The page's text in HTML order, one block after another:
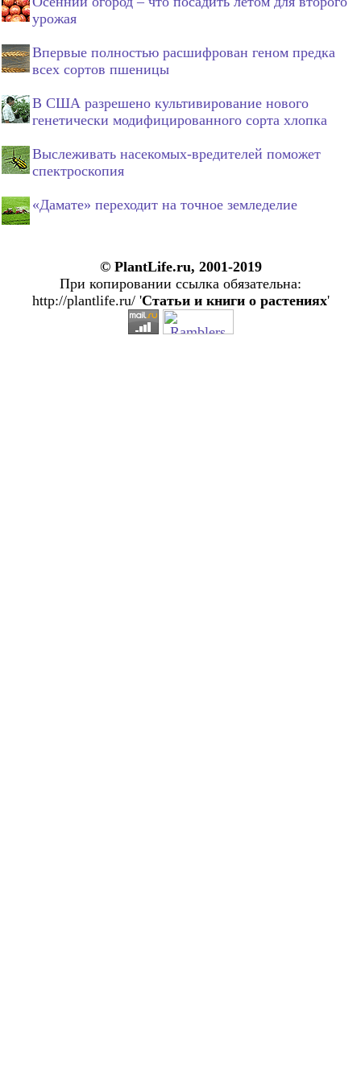
урожая
Впервые полностью расшифрован геном предка
всех сортов пшеницы
В США разрешено культивирование нового
генетически модифицированного сорта хлопка
Выслеживать насекомых-вредителей поможет
спектроскопия
«Дамате» переходит на точное земледелие
© PlantLife.ru, 2001-2019
При копировании ссылка обязательна:
http://plantlife.ru/ 'Статьи и книги о растениях'